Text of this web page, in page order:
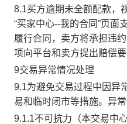
8.1买方逾期未全额配款，
“买家中心--我的合同”页
履行合同，卖方将承担违
项向平台和卖方提出赔偿要
9交易异常情况处理
9.1为避免交易过程中因异
易和临时闭市等措施。异
9.1.1不可抗力（本交易中